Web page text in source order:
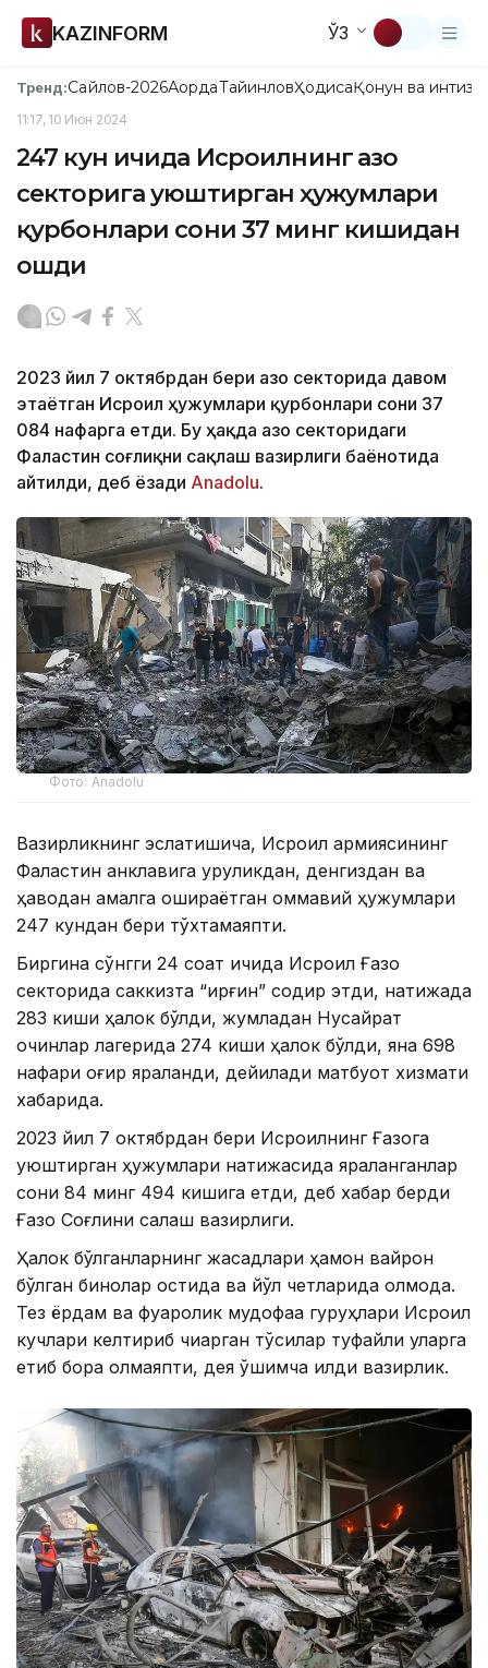
KAZINFORM ЎЗ
Тренд:Сайлов-2026АқордаТайинловҲодисаҚонун ва
11:17, 10 Июн 2024
247 кун ичида Исроилнинг Ғазо
секторига уюштирган ҳужумлари
қурбонлари сони 37 минг кишидан
ошди
2023 йил 7 октябрдан бери Ғазо секторида давом
этаётган Исроил ҳужумлари қурбонлари сони 37
084 нафарга етди. Бу ҳақда Ғазо секторидаги
Фаластин соғлиқни сақлаш вазирлиги баёнотида
айтилди, деб ёзади Anadolu.
Фото: Anadolu
Вазирликнинг эслатишича, Исроил армиясининг
Фаластин анклавига қуруқликдан, денгиздан ва
ҳаводан амалга ошираётган оммавий ҳужумлари
247 кундан бери тўхтамаяпти.
Биргина сўнгги 24 соат ичида Исроил Ғазо
секторида саккизта “қирғин” содир этди, натижада
283 киши ҳалок бўлди, жумладан Нусайрат
қочқинлар лагерида 274 киши ҳалок бўлди, яна 698
нафари оғир яраланди, дейилади матбуот хизмати
хабарида.
2023 йил 7 октябрдан бери Исроилнинг Ғазога
уюштирган ҳужумлари натижасида яраланганлар
сони 84 минг 494 кишига етди, деб хабар берди
Ғазо Соғлиқни сақлаш вазирлиги.
Ҳалок бўлганларнинг жасадлари ҳамон вайрон
бўлган бинолар остида ва йўл четларида қолмоқда.
Тез ёрдам ва фуқаролик мудофаа гуруҳлари Исроил
кучлари келтириб чиқарган тўсиқлар туфайли уларга
етиб бора олмаяпти, дея қўшимча қилди вазирлик.